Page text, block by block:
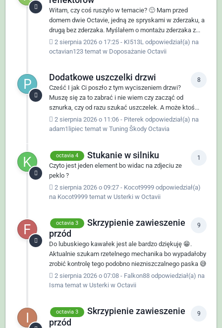
Witam, czy coś ruszyło w temacie? 🙂 Mam przed
domem dwie Octavie, jedną ze spryskami w zderzaku, a
drugą bez zderzaka. Myślałem o montażu zderzaka z...
2 sierpnia 2026 o 17:25 - KI513L odpowiedział(a) na
octavian123 temat w Doposażanie Octavii
8
Dodatkowe uszczelki drzwi
Cześć I jak Ci poszło z tym wyciszeniem drzwi?
Muszę się za to zabrać i nie wiem czy zacząć od
sznurka, czy od razu szukać uszczelek. A może ktoś...
2 sierpnia 2026 o 11:06 - Piterek odpowiedział(a) na
adam1lipiec temat w Tuning Škody Octavia
1
octavia 4 Stukanie w silniku
Czyto jest jeden element bo widac na zdjeciu ze
peklo ?
2 sierpnia 2026 o 09:27 - Kocot9999 odpowiedział(a)
na Kocot9999 temat w Usterki w Octavii
9
octavia 3
Skrzypienie zawieszenie
przód
Do lubuskiego kawałek jest ale bardzo dziękuję 😁.
Aktualnie szukam rzetelnego mechanika bo wypadałoby
zrobić kontrolę tego podobno niezniszczalnego paska 😅
2 sierpnia 2026 o 07:08 - Falkon88 odpowiedział(a) na
Isma temat w Usterki w Octavii
9
octavia 3
Skrzypienie zawieszenie
przód